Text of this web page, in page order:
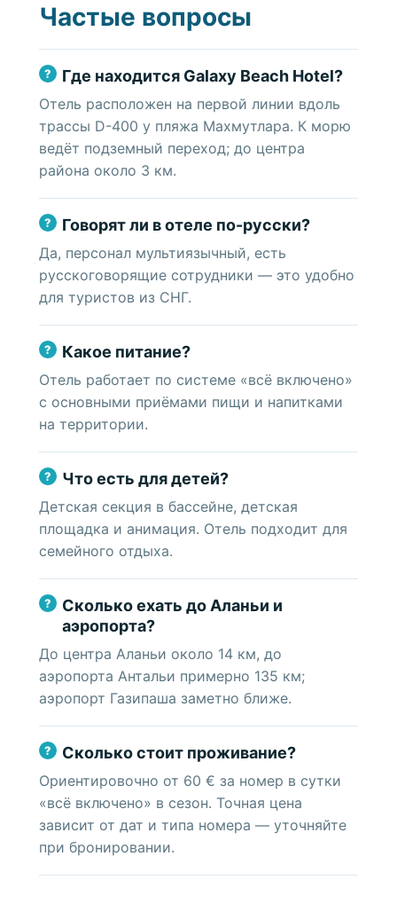
Частые вопросы
Где находится Galaxy Beach Hotel?
Отель расположен на первой линии вдоль
трассы D-400 у пляжа Махмутлара. К морю
ведёт подземный переход; до центра
района около 3 км.
Говорят ли в отеле по-русски?
Да, персонал мультиязычный, есть
русскоговорящие сотрудники — это удобно
для туристов из СНГ.
Какое питание?
Отель работает по системе «всё включено»
с основными приёмами пищи и напитками
на территории.
Что есть для детей?
Детская секция в бассейне, детская
площадка и анимация. Отель подходит для
семейного отдыха.
Сколько ехать до Аланьи и
аэропорта?
До центра Аланьи около 14 км, до
аэропорта Антальи примерно 135 км;
аэропорт Газипаша заметно ближе.
Сколько стоит проживание?
Ориентировочно от 60 € за номер в сутки
«всё включено» в сезон. Точная цена
зависит от дат и типа номера — уточняйте
при бронировании.